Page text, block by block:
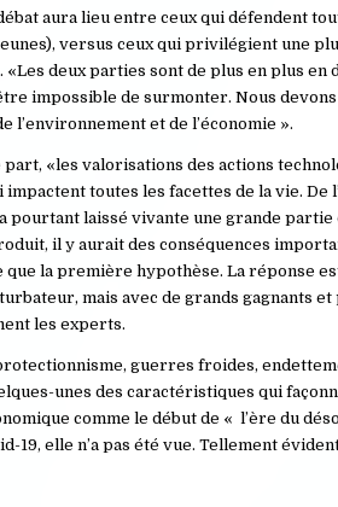
aura lieu entre ceux qui défendent
versus ceux qui privilégient une
deux parties sont de plus en plus
impossible de surmonter. Nous
et de l’économie ».
part, «les valorisations des actions
toutes les facettes de la vie.
a pourtant laissé vivante une grande
il y aurait des conséquences
la première hypothèse. La réponse
mais avec de grands gagnants
les experts.
guerres froides,
unes des caractéristiques qui
comme le début de « l’ère du
19, elle n’a pas été vue. Tellement